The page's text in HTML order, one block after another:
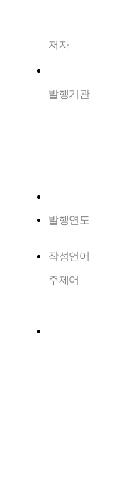
저자
발행기관
발행연도
작성언어
주제어